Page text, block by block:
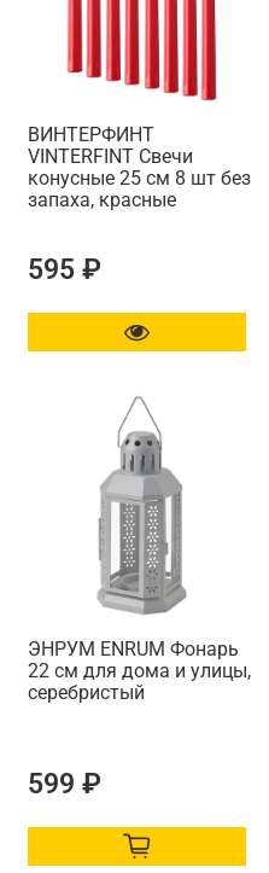
ВИНТЕРФИНТ
VINTERFINT Свечи
конусные 25 см 8 шт без
запаха, красные
595 ₽
ЭНРУМ ENRUM Фонарь
22 см для дома и улицы,
серебристый
599 ₽